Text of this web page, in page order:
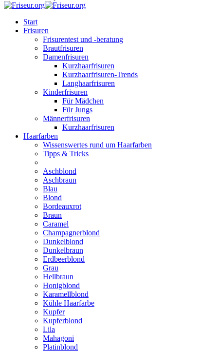
Start
Frisuren
Frisurentest und -beratung
Brautfrisuren
Damenfrisuren
Kurzhaarfrisuren
Kurzhaarfrisuren-Trends
Langhaarfrisuren
Kinderfrisuren
Für Mädchen
Für Jungs
Männerfrisuren
Kurzhaarfrisuren
Haarfarben
Wissenswertes rund um Haarfarben
Tipps & Tricks
Aschblond
Aschbraun
Blau
Blond
Bordeauxrot
Braun
Caramel
Champagnerblond
Dunkelblond
Dunkelbraun
Erdbeerblond
Grau
Hellbraun
Honigblond
Karamellblond
Kühle Haarfarbe
Kupfer
Kupferblond
Lila
Mahagoni
Platinblond